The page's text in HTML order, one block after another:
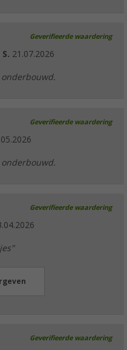
Geverifieerde waardering
21.07.2026
Geverifieerde waardering
Geverifieerde waardering
Geverifieerde waardering